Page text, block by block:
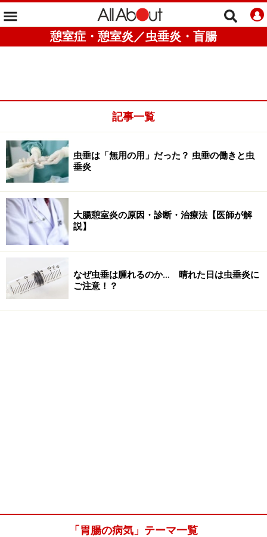
憩室症・憩室炎／虫垂炎・盲腸
記事一覧
虫垂は「無用の用」だった？ 虫垂の働きと虫
垂炎
大腸憩室炎の原因・診断・治療法【医師が解
説】
なぜ虫垂は腫れるのか… 晴れた日は虫垂炎に
ご注意！？
「胃腸の病気」テーマ一覧